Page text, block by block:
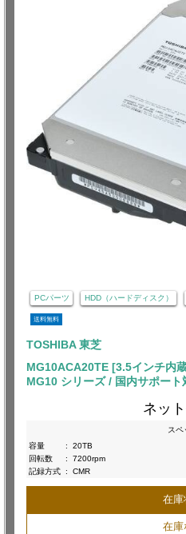
PCパーツ HDD（ハードディスク）
送料無料
TOSHIBA 東芝
MG10ACA20TE [3.5インチ内
MG10 シリーズ / 国内サポート
ネッ
スペ
容量
:
20TB
回転数
:
7200rpm
記録方式 : CMR
在庫
在庫